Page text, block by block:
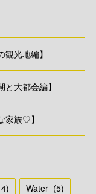
光地編】
大都会編】
家族♡】
) Water (5)